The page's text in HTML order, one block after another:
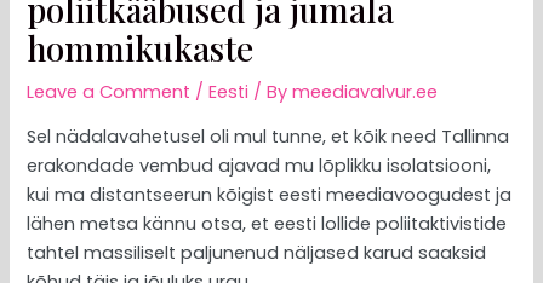
hommikukaste
Leave a Comment /Eesti / Bymeediavalvur.ee
Sel nädalavahetusel oli mul tunne, et kõik need Tallinna
erakondade vembud ajavad mu lõplikku isolatsiooni,
kui ma distantseerun kõigist eesti meediavoogudest ja
lähen metsa kännu otsa, et eesti lollide poliitaktivistide
tahtel massiliselt paljunenud näljased karud saaksid